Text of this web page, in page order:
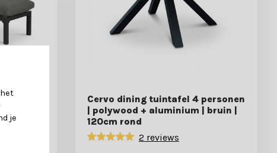
+
Cervo dining tuintafel 4 personen
| polywood + aluminium | bruin |
120cm rond
2 reviews
je